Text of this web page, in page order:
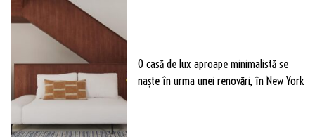
O casă de lux aproape minimalistă se
naște în urma unei renovări, în New York